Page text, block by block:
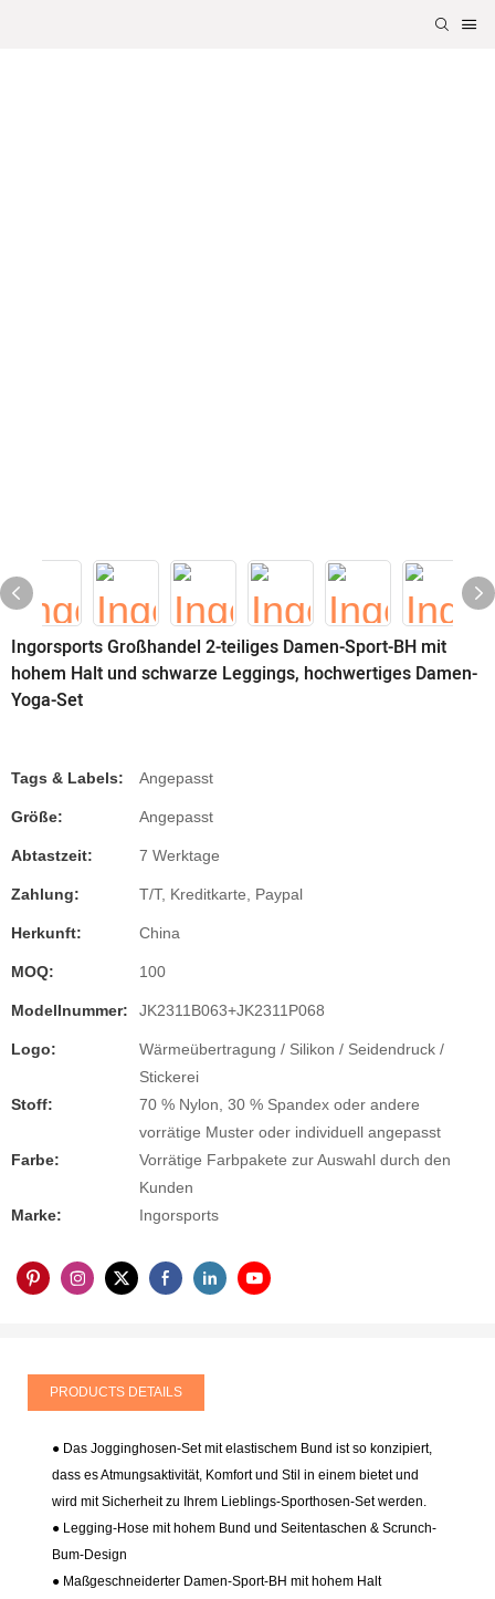
Ingorsports Großhandel 2-teiliges Damen-Sport-BH mit
hohem Halt und schwarze Leggings, hochwertiges Damen-
Yoga-Set
Tags & Labels: Angepasst
Größe: Angepasst
Abtastzeit: 7 Werktage
Zahlung: T/T, Kreditkarte, Paypal
Herkunft: China
MOQ: 100
Modellnummer: JK2311B063+JK2311P068
Logo:
Wärmeübertragung / Silikon / Seidendruck /
Stickerei
Stoff:
70 % Nylon, 30 % Spandex oder andere
vorrätige Muster oder individuell angepasst
Farbe:
Vorrätige Farbpakete zur Auswahl durch den
Kunden
Marke:
Ingorsports
PRODUCTS DETAILS
● Das Jogginghosen-Set mit elastischem Bund ist so konzipiert,
dass es Atmungsaktivität, Komfort und Stil in einem bietet und
wird mit Sicherheit zu Ihrem Lieblings-Sporthosen-Set werden.
● Legging-Hose mit hohem Bund und Seitentaschen & Scrunch-
Bum-Design
● Maßgeschneiderter Damen-Sport-BH mit hohem Halt